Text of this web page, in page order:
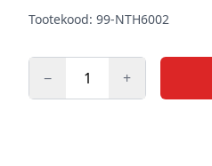
Tootekood: 99-NTH6002
− +